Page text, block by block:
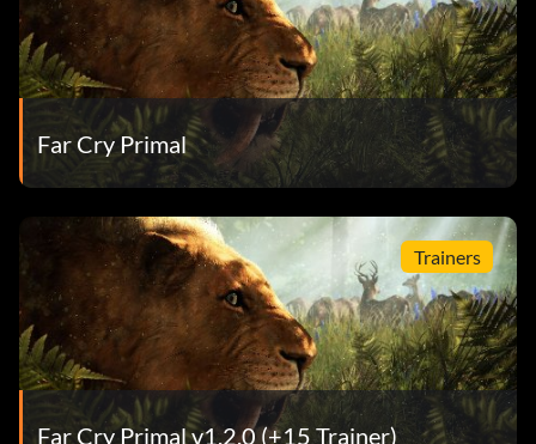
Far Cry Primal
Trainers
Far Cry Primal v1.2.0 (+15 Trainer)